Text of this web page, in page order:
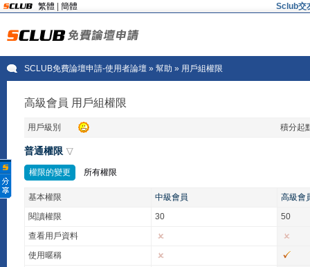
繁體 簡體 Sclub交
SCLUB免費論壇申請-使用者論壇» 幫助 » 用戶組權限
高級會員 用戶組權限
用戶級別 積分起
普通權限
權限的變更 所有權限
基本權限 中級會員
高級會
閱讀權限
30
50
查看用戶資料
使用暱稱